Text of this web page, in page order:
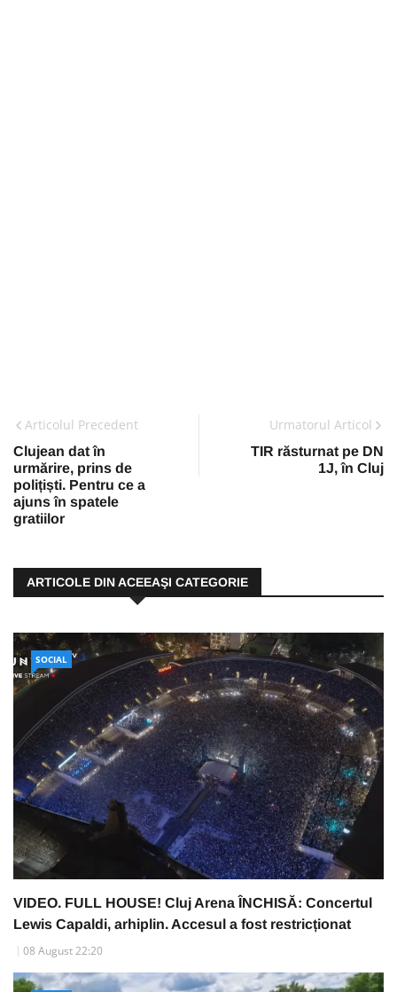
Articolul Precedent
Clujean dat în
urmărire, prins de
polițiști. Pentru ce a
ajuns în spatele
gratiilor
Urmatorul Articol
TIR răsturnat pe DN
1J, în Cluj
ARTICOLE DIN ACEEAŞI CATEGORIE
SOCIAL
VIDEO. FULL HOUSE! Cluj Arena ÎNCHISĂ: Concertul
Lewis Capaldi, arhiplin. Accesul a fost restricționat
08 August 22:20